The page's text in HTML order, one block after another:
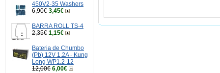
450V2-35 Washers
6,90€ 3,45€
BARRA ROLL TS-4
2,35€ 1,15€
Bateria de Chumbo
(Pb) 12V 1.2A - Kung
Long WP1.2-12
12,00€ 6,00€